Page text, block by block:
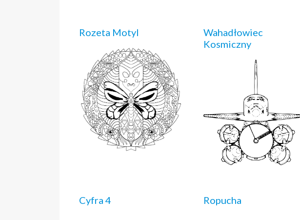
Rozeta Motyl
Wahadłowiec
Kosmiczny
Cyfra 4 Ropucha